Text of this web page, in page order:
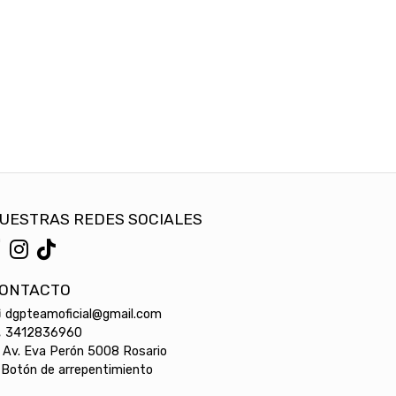
REDES SOCIALES
dgpteamoficial@gmail.com
3412836960
Av. Eva Perón 5008 Rosario
de arrepentimiento